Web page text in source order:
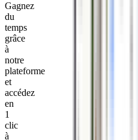
Gagnez
du
temps
grâce
à
notre
plateforme
et
accédez
en
1
clic
à